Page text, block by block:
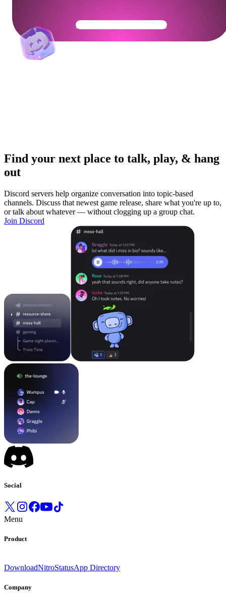
Get Your Community Ready
Find your next place to talk, play, & hang
out
Discord servers help organize conversation into topic-based
channels. Discuss that newest game release, share what you're up to,
or talk about whatever — without clogging up a group chat.
Join Discord
Social
Menu
Product
DownloadNitroStatusApp Directory
Company